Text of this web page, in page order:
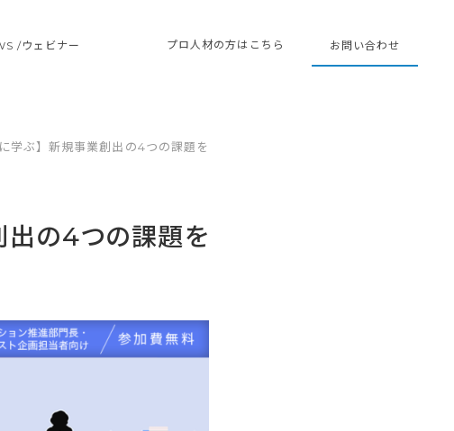
/ウェビナー プロ人材の方はこちら お問い合わせ
学ぶ】新規事業創出の4つの課題を
出の4つの課題を